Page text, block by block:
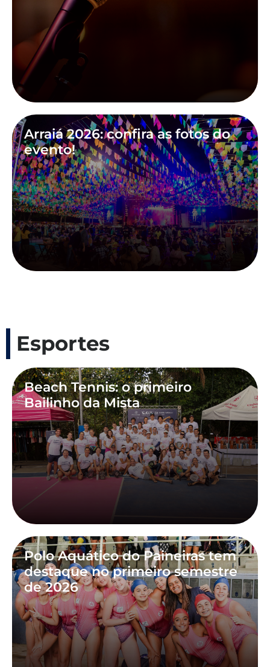
Arraiá 2026: confira as fotos do
evento!
Esportes
Beach Tennis: o primeiro
Bailinho da Mista
Polo Aquático do Paineiras tem
destaque no primeiro semestre
de 2026